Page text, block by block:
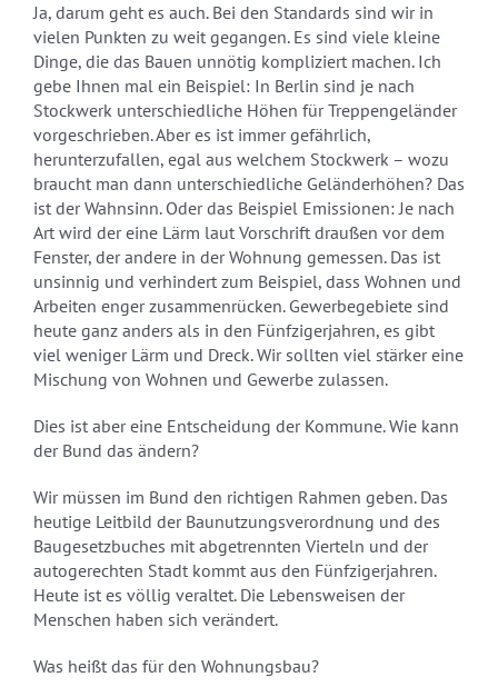
Ja, darum geht es auch. Bei den Standards sind wir in
vielen Punkten zu weit gegangen. Es sind viele kleine
Dinge, die das Bauen unnötig kompliziert machen. Ich
gebe Ihnen mal ein Beispiel: In Berlin sind je nach
Stockwerk unterschiedliche Höhen für Treppengeländer
vorgeschrieben. Aber es ist immer gefährlich,
herunterzufallen, egal aus welchem Stockwerk – wozu
braucht man dann unterschiedliche Geländerhöhen? Das
ist der Wahnsinn. Oder das Beispiel Emissionen: Je nach
Art wird der eine Lärm laut Vorschrift draußen vor dem
Fenster, der andere in der Wohnung gemessen. Das ist
unsinnig und verhindert zum Beispiel, dass Wohnen und
Arbeiten enger zusammenrücken. Gewerbegebiete sind
heute ganz anders als in den Fünfzigerjahren, es gibt
viel weniger Lärm und Dreck. Wir sollten viel stärker eine
Mischung von Wohnen und Gewerbe zulassen.
Dies ist aber eine Entscheidung der Kommune. Wie kann
der Bund das ändern?
Wir müssen im Bund den richtigen Rahmen geben. Das
heutige Leitbild der Baunutzungsverordnung und des
Baugesetzbuches mit abgetrennten Vierteln und der
autogerechten Stadt kommt aus den Fünfzigerjahren.
Heute ist es völlig veraltet. Die Lebensweisen der
Menschen haben sich verändert.
Was heißt das für den Wohnungsbau?